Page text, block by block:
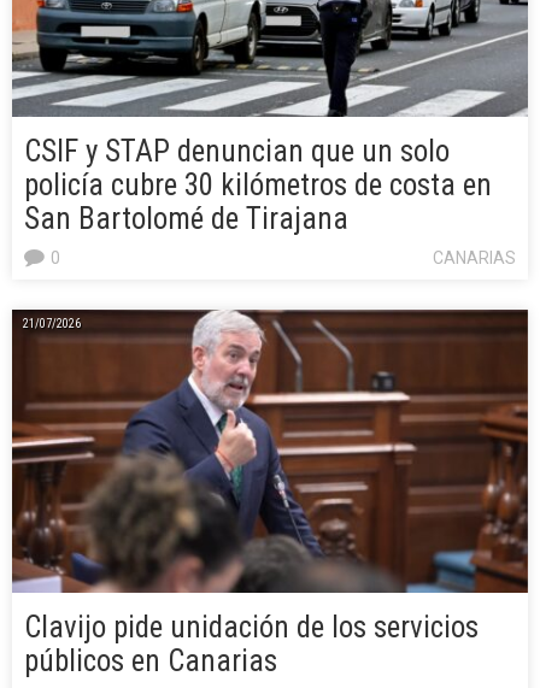
CSIF y STAP denuncian que un solo
policía cubre 30 kilómetros de costa en
San Bartolomé de Tirajana
CANARIAS
0
21/07/2026
Clavijo pide unidación de los servicios
públicos en Canarias